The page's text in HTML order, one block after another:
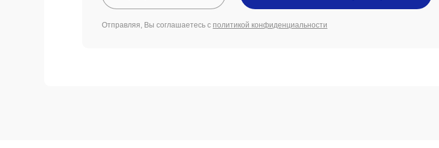
Отправляя, Вы соглашаетесь с политикой конфиденциальности